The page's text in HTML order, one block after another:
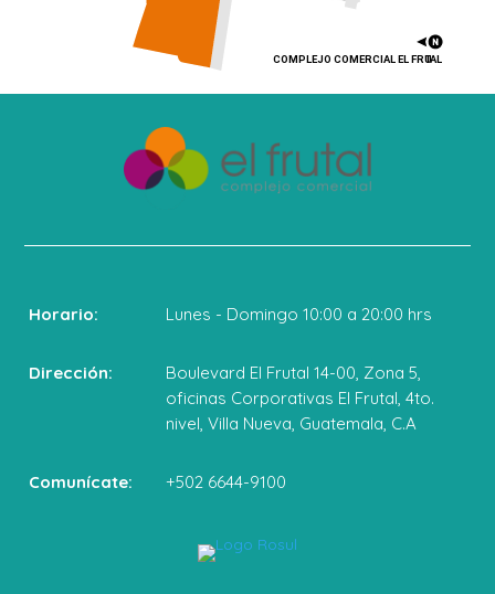
Horario: Lunes - Domingo 10:00 a 20:00 hrs
Dirección:
Boulevard El Frutal 14-00, Zona 5,
oficinas Corporativas El Frutal, 4to.
nivel, Villa Nueva, Guatemala, C.A
Comunícate: +502 6644-9100